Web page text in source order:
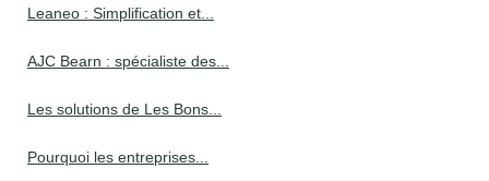
Leaneo : Simplification et...
AJC Bearn : spécialiste des...
Les solutions de Les Bons...
Pourquoi les entreprises...